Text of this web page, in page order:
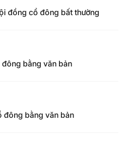
đồng cổ đông bất thường
đông bằng văn bản
đông bằng văn bản